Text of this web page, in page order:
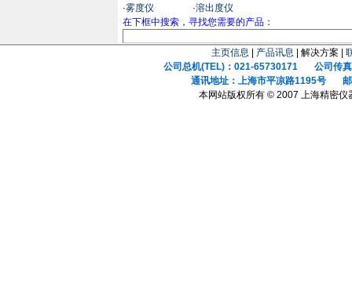
·雾度仪 ·溶出度仪
在下框中搜索，寻找您需要的产品：
主页信息 产品讯息 | 解决方案 |
公司总机(TEL)：021-65730171 公司传真
通讯地址：上海市平凉路1195号 邮
本网站版权所有 © 2007 上海精密仪